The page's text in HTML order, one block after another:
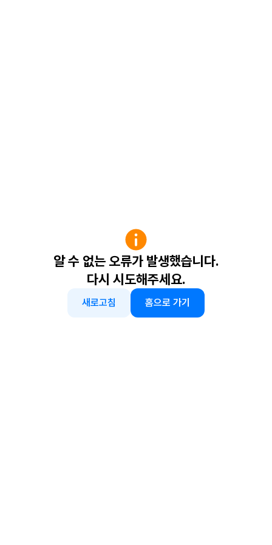
알 수 없는 오류가 발생했습니다.
다시 시도해주세요.
새로고침 홈으로 가기